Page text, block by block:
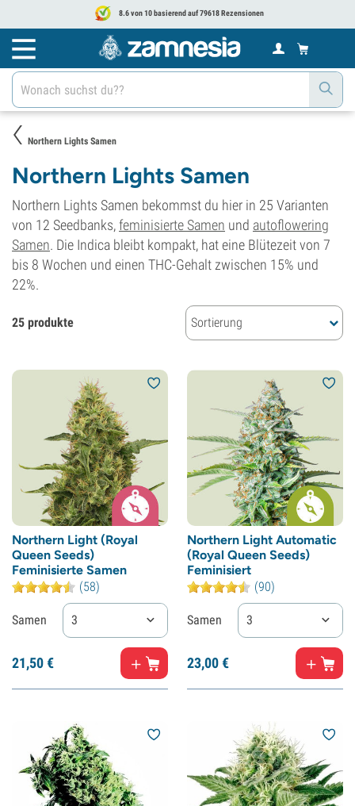
8.6 von 10 basierend auf 79618 Rezensionen
Northern Lights Samen
Northern Lights Samen
Northern Lights Samen bekommst du hier in 25 Varianten
von 12 Seedbanks,feminisierte Samen und autoflowering
Samen. Die Indica bleibt kompakt, hat eine Blütezeit von 7
bis 8 Wochen und einen THC-Gehalt zwischen 15% und
22%.
25 produkte Sortierung
Northern Light (Royal
Queen Seeds)
Feminisierte Samen
(58)
Samen 3
21,50€
Northern Light Automatic
(Royal Queen Seeds)
Feminisiert
(90)
Samen 3
23,00€